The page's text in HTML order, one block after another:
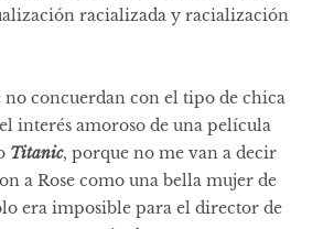
racializada y racialización
no concuerdan con el tipo de chica
interés amoroso de una película
Titanic, porque no me van a decir
a Rose como una bella mujer de
era imposible para el director de